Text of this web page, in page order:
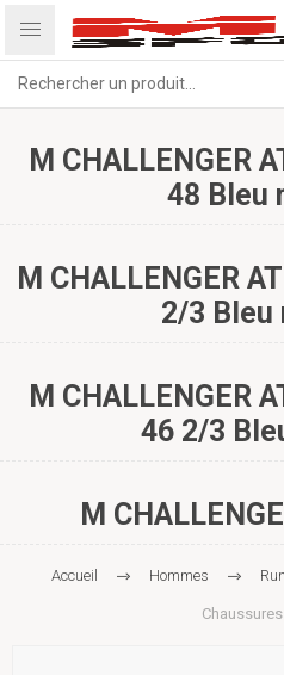
M CHALLENGER
48 Bleu
M CHALLENGER
2/3 Bleu
M CHALLENGER
46 2/3
M
Accueil Hommes